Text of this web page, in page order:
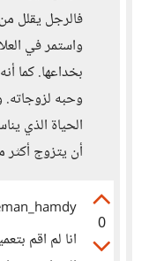
فالرجل يقلل
واستمر في
بخداعها. كما
وحبه لزوجاته.
الحياة الذي
أن يتزوج أكثر
0
انا لم اقم